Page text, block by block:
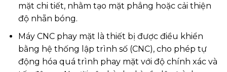
mặt chi tiết, nhằm tạo mặt phẳng hoặc cải thiện
độ nhẵn bóng.
Máy CNC phay mặt là thiết bị được điều khiển
bằng hệ thống lập trình số (CNC), cho phép tự
động hóa quá trình phay mặt với độ chính xác và